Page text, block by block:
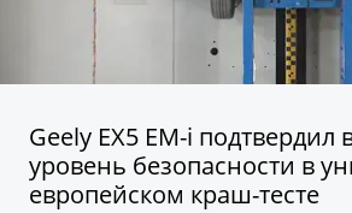
от 3 429 990 ₽* от 4 349
Аксессуары
Зарядные устройства
ФИНАНСЫ И УСЛУГИ
Автокредит
Советы по эксплуатации
Спецпредложения
ПОДДЕРЖКА
Помощь на дорогах
Geely EX5 EM-i
уровень безопасности в
европейском краш-тесте